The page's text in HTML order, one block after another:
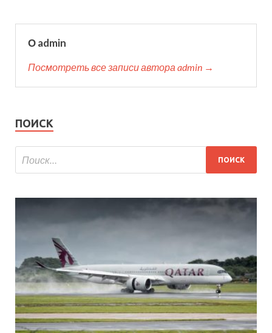
О admin
Посмотреть все записи автора admin →
ПОИСК